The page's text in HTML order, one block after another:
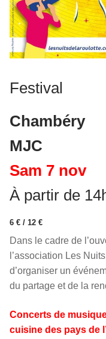
Festival
Chambéry
MJC
Sam 7 nov
À partir de
6 € / 12 €
Dans le cadre de
l’association Les
d’organiser un
du partage et de la
Concerts de
cuisine des pays de